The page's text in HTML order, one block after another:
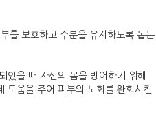
를 보호하고 수분을 유지하도록 돕는
었을 때 자신의 몸을 방어하기 위해
도움을 주어 피부의 노화를 완화시킨